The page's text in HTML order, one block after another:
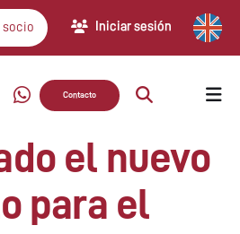
socio Iniciar sesión
Contacto
el nuevo
para el